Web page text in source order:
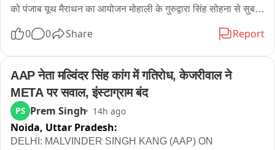
को पंजाब यूथ मैराथन का आयोजन मोहाली के गुरुद्वारा सिंह सोहना से सुबह
जो आम आदमींयूथ विंग ग्राउंड पर मजबूती से काम करो
सेहत मंद और नशा मुक्त यूथ हो इस का संदेश दिया जाएगा
चार कैटेगरी मे इनाम दिया जाएगा
0 0 Share Report
AAP नेता मल्विंदर सिंह कांग में गतिरोध, केजरीवाल ने
META पर सवाल, इंस्टाग्राम बंद
PS Prem Singh 14h ago
Noida, Uttar Pradesh:
DELHI: MALVINDER SINGH KANG (AAP) ON